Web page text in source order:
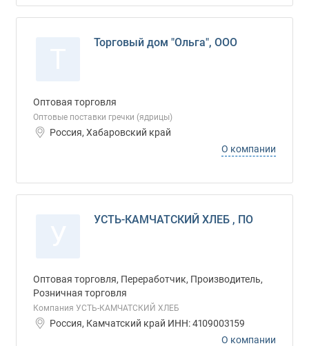
Торговый дом "Ольга", ООО
Оптовая торговля
Оптовые поставки гречки (ядрицы)
Россия, Хабаровский край
О компании
УСТЬ-КАМЧАТСКИЙ ХЛЕБ , ПО
Оптовая торговля, Переработчик, Производитель,
Розничная торговля
Компания УСТЬ-КАМЧАТСКИЙ ХЛЕБ
Россия, Камчатский край ИНН: 4109003159
О компании